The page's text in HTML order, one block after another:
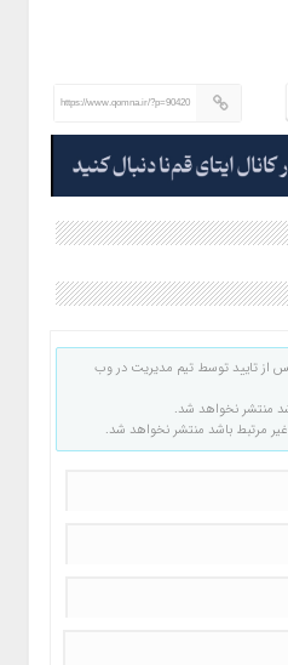
https://www.qomna.ir/?p=90420
از تایید توسط تیم مدیریت در وب
منتشر نخواهد شد.
غیر مرتبط باشد منتشر نخواهد شد.